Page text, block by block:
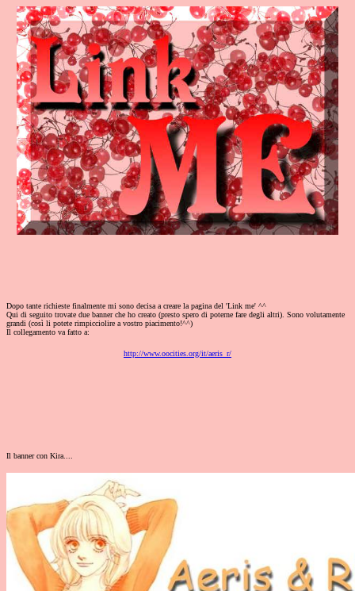
Dopo tante richieste finalmente mi sono decisa a creare la pagina del 'Link me' ^^
Qui di seguito trovate due banner che ho creato (presto spero di poterne fare degli altri). Sono volutamente
grandi (così li potete rimpicciolire a vostro piacimento!^^)
Il collegamento va fatto a:
http://www.oocities.org/it/aeris_r/
Il banner con Kira....